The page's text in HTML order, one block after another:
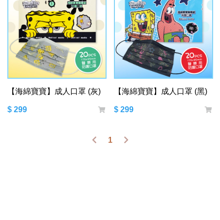
【海綿寶寶】成人口罩 (灰)
$ 299
【海綿寶寶】成人口罩 (黑)
$ 299
1